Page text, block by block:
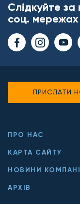
Слідкуйте
соц. мережах
ПРО НАС
КАРТА САЙТУ
НОВИНИ
АРХІВ
ПРИСЛАТИ